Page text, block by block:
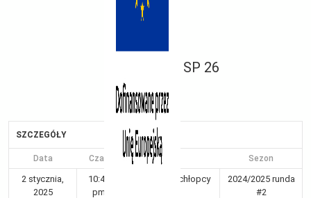
SP 26
SZCZEGÓŁY
Data Czas Liga Sezon
2 stycznia,
2025
10:42
pm
Kraków 7-8 chłopcy
2024/2025 runda
#2